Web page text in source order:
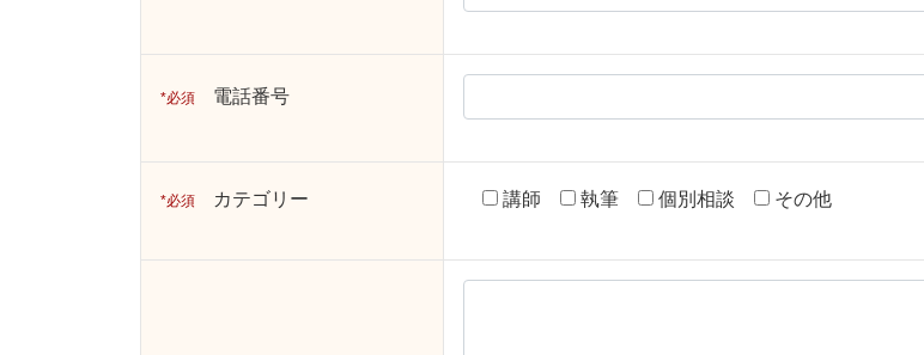
必須 電話番号
必須 カテゴリー 講師 執筆 個別相談 その他